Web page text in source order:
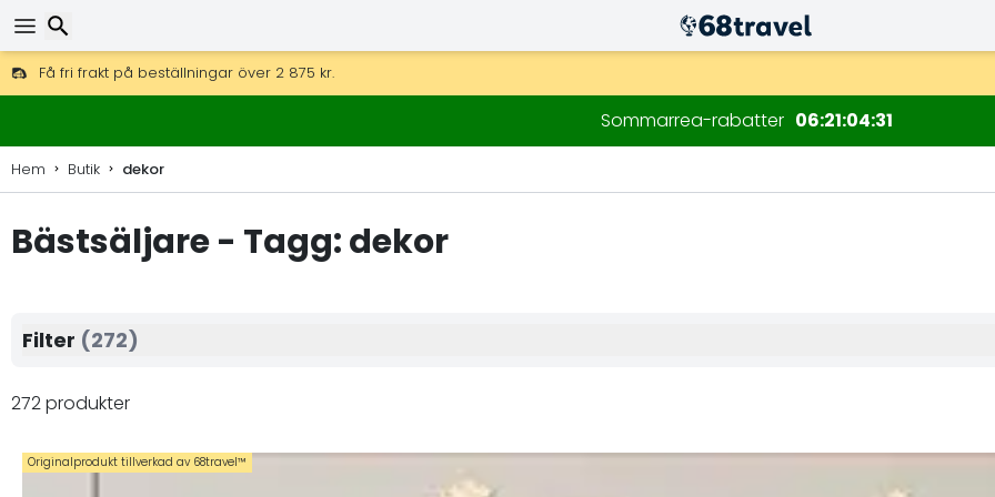
Få fri frakt på beställningar över 2 875 kr.
DHL Express över natten är också tillgängligt.
30 dagar för retur, 90 dagar för träkartor och dekorationer.
Sommarrea-rabatter 06210429
Hem Butik dekor
Bästsäljare - Tagg: dekor
272 produkter
Originalprodukt tillverkad av 68travel™️
Filter (272)